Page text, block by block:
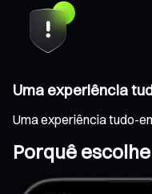
Uma experiência
Uma experiência tudo-
Porquê